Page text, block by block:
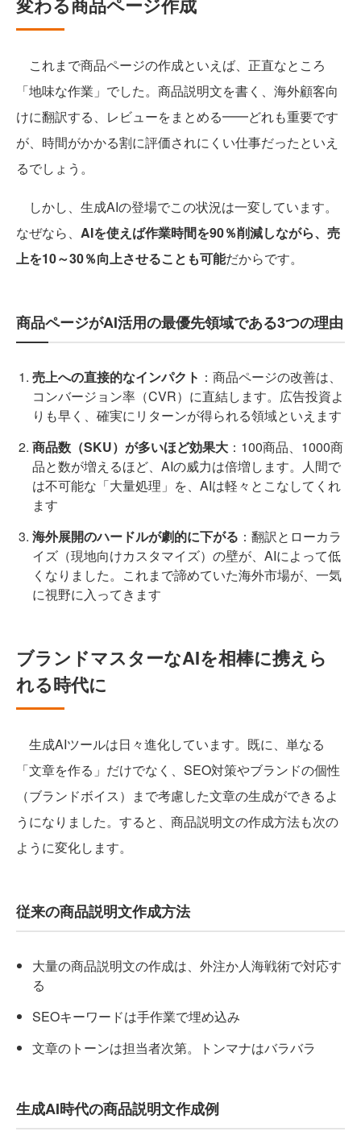
これまで商品ページの作成といえば、正直なところ
「地味な作業」でした。商品説明文を書く、海外顧客向
けに翻訳する、レビューをまとめる━━どれも重要です
が、時間がかかる割に評価されにくい仕事だったといえ
るでしょう。
しかし、生成AIの登場でこの状況は一変しています。
なぜなら、 AIを使えば作業時間を90％削減しながら、売
上を10～30％向上させることも可能だからです。
商品ページがAI活用の最優先領域である3つの理由
売上への直接的なインパクト ：商品ページの改善は、
コンバージョン率（CVR）に直結します。広告投資よ
りも早く、確実にリターンが得られる領域といえます
商品数（SKU）が多いほど効果大 ：100商品、1000商
品と数が増えるほど、AIの威力は倍増します。人間で
は不可能な「大量処理」を、AIは軽々とこなしてくれ
ます
海外展開のハードルが劇的に下がる ：翻訳とローカラ
イズ（現地向けカスタマイズ）の壁が、AIによって低
くなりました。これまで諦めていた海外市場が、一気
に視野に入ってきます
ブランドマスターなAIを相棒に携えら
れる時代に
生成AIツールは日々進化しています。既に、単なる
「文章を作る」だけでなく、SEO対策やブランドの個性
（ブランドボイス）まで考慮した文章の生成ができるよ
うになりました。すると、商品説明文の作成方法も次の
ように変化します。
従来の商品説明文作成方法
大量の商品説明文の作成は、外注か人海戦術で対応す
る
SEOキーワードは手作業で埋め込み
文章のトーンは担当者次第。トンマナはバラバラ
生成AI時代の商品説明文作成例